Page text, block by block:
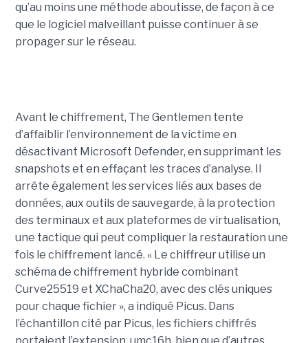
qu’au moins une méthode aboutisse, de façon à ce
que le logiciel malveillant puisse continuer à se
propager sur le réseau.
Avant le chiffrement, The Gentlemen tente
d’affaiblir l’environnement de la victime en
désactivant Microsoft Defender, en supprimant les
snapshots et en effaçant les traces d’analyse. Il
arrête également les services liés aux bases de
données, aux outils de sauvegarde, à la protection
des terminaux et aux plateformes de virtualisation,
une tactique qui peut compliquer la restauration une
fois le chiffrement lancé. « Le chiffreur utilise un
schéma de chiffrement hybride combinant
Curve25519 et XChaCha20, avec des clés uniques
pour chaque fichier », a indiqué Picus. Dans
l’échantillon cité par Picus, les fichiers chiffrés